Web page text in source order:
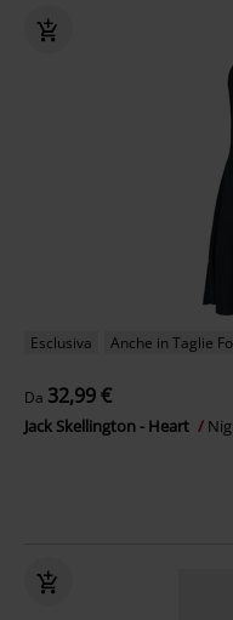
Esclusiva Anche in Taglie
Da 32,99 €
Jack Skellington - Heart